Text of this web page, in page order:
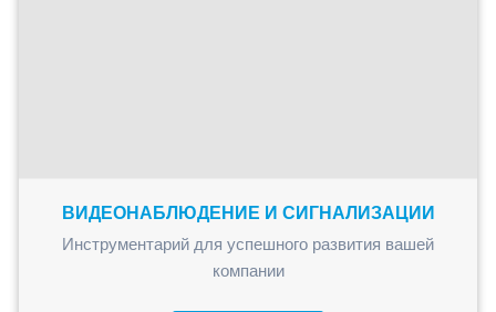
ВИДЕОНАБЛЮДЕНИЕ И СИГНАЛИЗАЦИИ
Инструментарий для успешного развития вашей
компании